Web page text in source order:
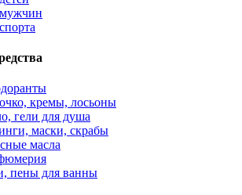
кремы, лосьоны
гели для душа
маски, скрабы
масла
пены для ванны